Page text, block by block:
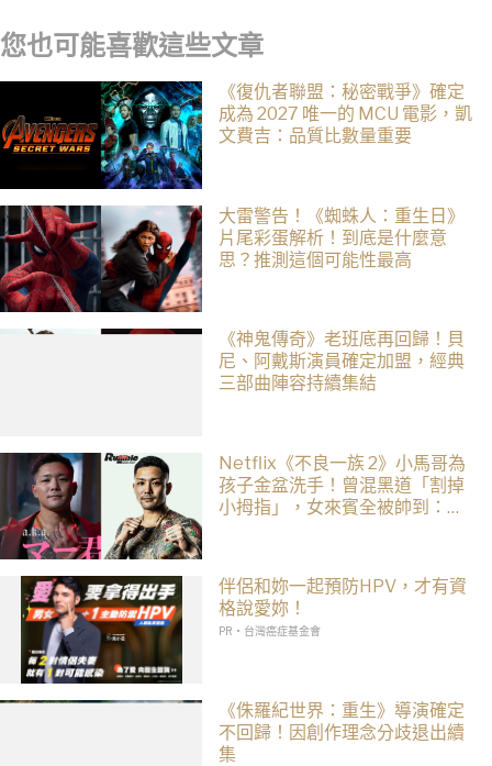
您也可能喜歡這些文章
《復仇者聯盟：秘密戰爭》確定
成為 2027 唯一的 MCU 電影，凱
文費吉：品質比數量重要
大雷警告！《蜘蛛人：重生日》
片尾彩蛋解析！到底是什麼意
思？推測這個可能性最高
《神鬼傳奇》老班底再回歸！貝
尼、阿戴斯演員確定加盟，經典
三部曲陣容持續集結
Netflix《不良一族 2》小馬哥為
孩子金盆洗手！曾混黑道「割掉
小拇指」，女來賓全被帥到：超
伴侶和妳一起預防HPV，才有資
格說愛妳！
PR・台灣癌症基金會
《侏羅紀世界：重生》導演確定
不回歸！因創作理念分歧退出續
集